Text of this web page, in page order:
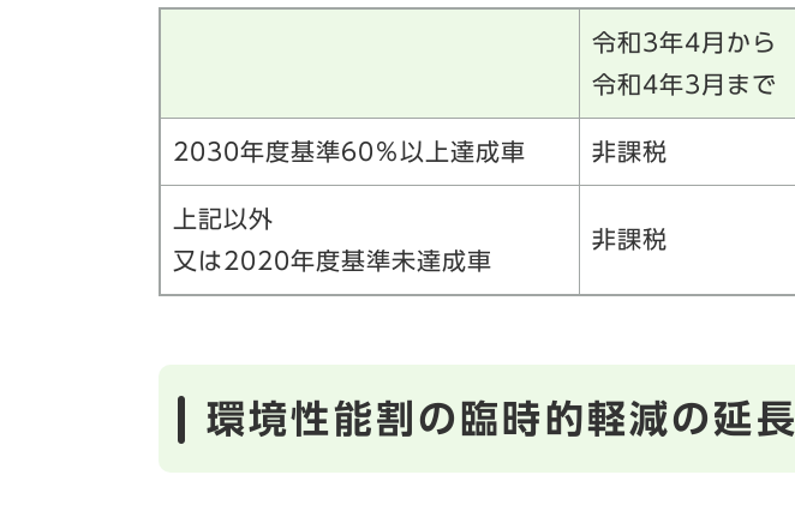
令和3年4月から
令和4年3月まで
2030年度基準60％以上達成車 非課税
上記以外
又は2020年度基準未達成車
非課税
環境性能割の臨時的軽減の延長